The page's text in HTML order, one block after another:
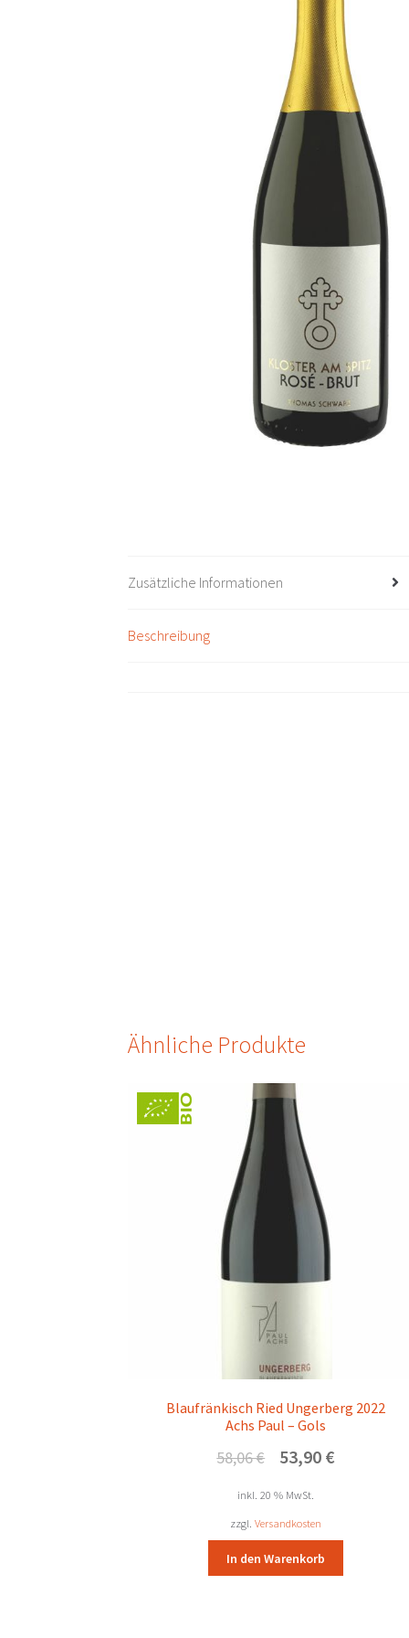
Zusätzliche Informationen
Beschreibung
Ähnliche Produkte
Blaufränkisch Ried Ungerberg 2022
Achs Paul – Gols
58,06€
Ursprünglicher
war:
53,90 €Aktueller
inkl. 20 % MwSt.
zzgl. Versandkosten
In den Warenkorb